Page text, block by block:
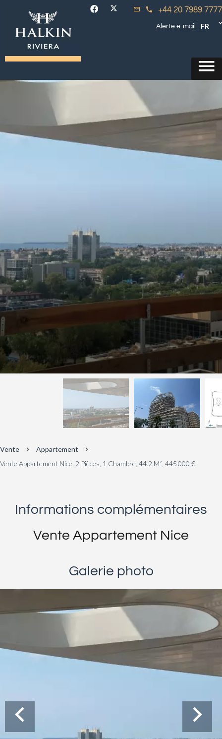
+44 20 7989 7777
Alerte e-mail FR
Vente
Appartement
Vente Appartement Nice, 2 Pièces, 1 Chambre, 44.2 M², 445 000 €
Informations complémentaires
Vente Appartement Nice
Galerie photo